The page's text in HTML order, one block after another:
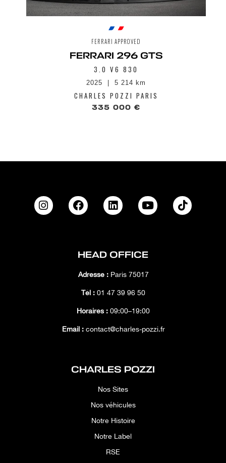
Système side slip control (ssc) 8.0
Système suspensions actives ferrari
Toit en fibre de carbone
Verrouillage centralisé
Vitres électriques
FERRARI APPROVED
FERRARI 296 GTS
3.0 V6 830
2025 5 214 km
CHARLES POZZI PARIS
335 000 €
HEAD OFFICE
Adresse :Paris 75017
Tél : 01 47 39 96 50
Horaires : 09:00–19:00
Email :contact@charles-pozzi.fr
CHARLES POZZI
Nos Sites
Nos véhicules
Notre Histoire
Notre Label
RSE